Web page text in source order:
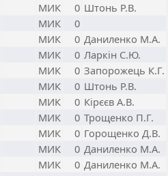
МИК 0 Штонь Р.В.
МИК
0
МИК 0 Даниленко М.А.
МИК 0 Ларкін С.Ю.
МИК 0 Запорожець К.Г.
МИК 0 Штонь Р.В.
МИК 0 Кірєєв А.В.
МИК 0 Трощенко П.Г.
МИК 0 Горощенко Д.В.
МИК 0 Даниленко М.А.
МИК 0 Даниленко М.А.